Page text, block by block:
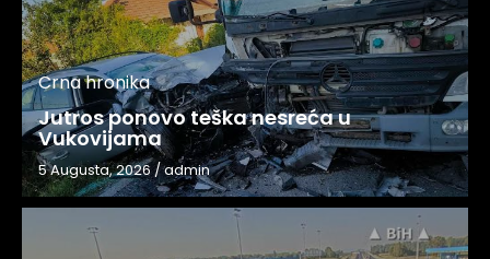
Crna hronika
Jutros ponovo teška nesreća u
Vukovijama
5 Augusta, 2026/admin